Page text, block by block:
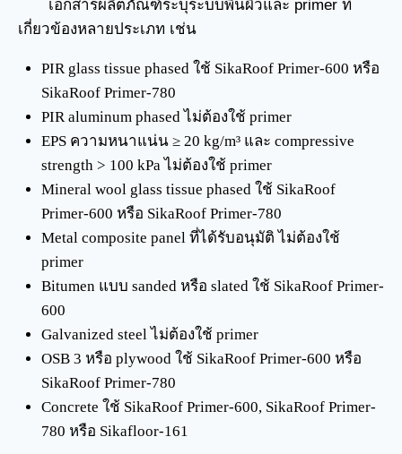
เอกสารผลิตภัณฑ์ระบุระบบพื้นผิวและ primer ที่
เกี่ยวข้องหลายประเภท เช่น
PIR glass tissue phased ใช้ SikaRoof Primer-600 หรือ
SikaRoof Primer-780
PIR aluminum phased ไม่ต้องใช้ primer
EPS ความหนาแน่น ≥ 20 kg/m³ และ compressive
strength > 100 kPa ไม่ต้องใช้ primer
Mineral wool glass tissue phased ใช้ SikaRoof
Primer-600 หรือ SikaRoof Primer-780
Metal composite panel ที่ได้รับอนุมัติ ไม่ต้องใช้
primer
Bitumen แบบ sanded หรือ slated ใช้ SikaRoof Primer-
600
Galvanized steel ไม่ต้องใช้ primer
OSB 3 หรือ plywood ใช้ SikaRoof Primer-600 หรือ
SikaRoof Primer-780
Concrete ใช้ SikaRoof Primer-600, SikaRoof Primer-
780 หรือ Sikafloor-161